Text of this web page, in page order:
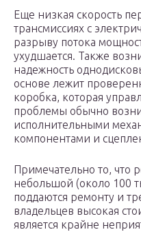
Еще низкая скорость
трансмиссиях с
разрыву потока
ухудшается. Также
надежность
основе лежит
коробка, которая
проблемы обычно
исполнительными
компонентами и
Примечательно то, что
небольшой (около 100
поддаются ремонту и
владельцев высокая
является крайне